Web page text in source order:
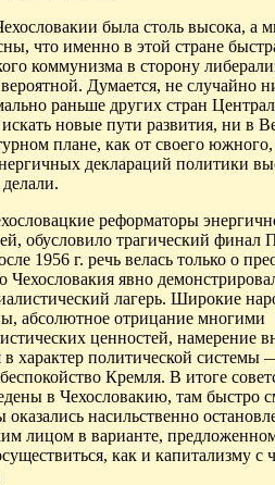
была столь высока, а
что именно в этой стране
коммунизма в сторону
Думается, не случайно
раньше других стран
новые пути развития, ни в
плане, как от своего южного,
деклараций политики
реформаторы
обусловило трагический финал
1956 г. речь велась только о
Чехословакия явно
лагерь. Широкие
абсолютное отрицание многими
ценностей, намерение
характер политической системы
Кремля. В итоге
в Чехословакию, там быстро
оказались насильственно
лицом в варианте,
как и капитализму с